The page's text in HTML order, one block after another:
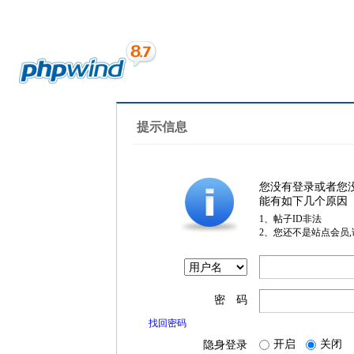
提示信息
您没有登录或者您
能有如下几个原因
1、帖子ID非法
2、您还不是站点会员
密 码
找回密码
隐身登录 开启 关闭